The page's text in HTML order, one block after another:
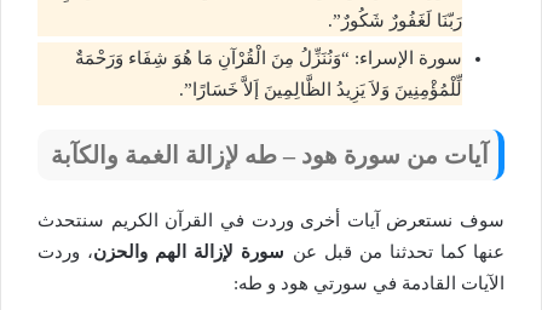
رَبّنَا لَغَفُورٌ شَكُورٌ”.
سورة الإسراء: “وَنُنَزِّلُ مِنَ الْقُرْآنِ مَا هُوَ شِفَاء وَرَحْمَةٌ
لِّلْمُؤْمِنِينَ وَلاَ يَزِيدُ الظَّالِمِينَ إَلاَّ خَسَارًا”.
آيات من سورة هود – طه لإزالة الغمة والكآبة
سوف نستعرض آيات أخرى وردت في القرآن الكريم سنتحدث
عنها كما تحدثنا من قبل عن سورة لإزالة الهم والحزن، وردت
الآيات القادمة في سورتي هود و طه: